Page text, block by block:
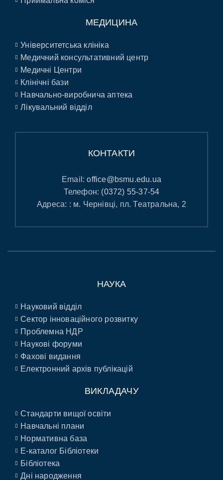
МЕДИЦИНА
Університетська клініка
Медичний консультативний центр
Медичні Центри
Клінічні бази
Навчально-виробнича аптека
Лікувальний відділ
КОНТАКТИ
Email:office@bsmu.edu.ua
Телефон: (0372) 55-37-54
Адреса: : м. Чернівці, пл. Театральна, 2
НАУКА
Науковий відділ
Сектор інноваційного розвитку
Проблемна НДР
Наукові форуми
Фахові видання
Електронний архів публікацій
ВИКЛАДАЧУ
Стандарти вищої освіти
Навчальні плани
Нормативна база
E-каталог Бібліотеки
Бібліотека
Дні народження